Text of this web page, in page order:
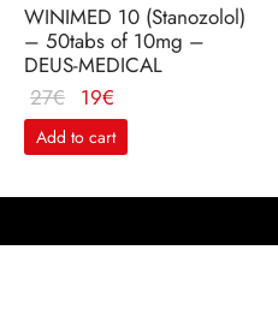
WINIMED 10 (Stanozolol)
– 50tabs of 10mg –
DEUS-MEDICAL
27€ Le
prix
initial
19€
prix
actuel
Add to cart